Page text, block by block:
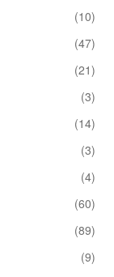
(10)
(47)
(21)
(3)
(14)
(3)
(4)
(60)
(89)
(9)